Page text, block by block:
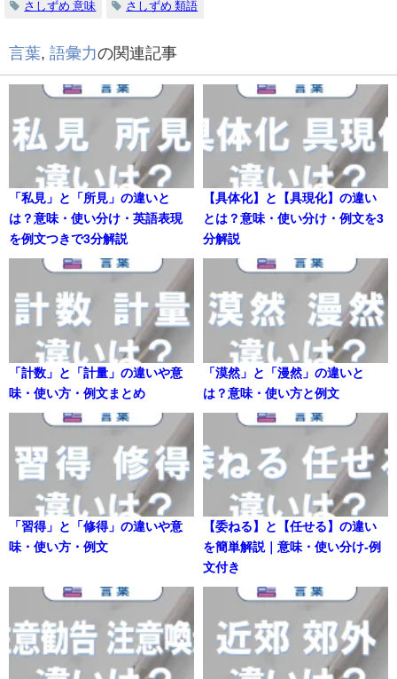
さしずめ 意味 さしずめ 類語
言葉, 語彙力の関連記事
「私見」と「所見」の違いと
は？意味・使い分け・英語表現
を例文つきで3分解説
【具体化】と【具現化】の違い
とは？意味・使い分け・例文を3
分解説
「計数」と「計量」の違いや意
味・使い方・例文まとめ
「漠然」と「漫然」の違いと
は？意味・使い方と例文
「習得」と「修得」の違いや意
味・使い方・例文
【委ねる】と【任せる】の違い
を簡単解説｜意味・使い分け-例
文付き